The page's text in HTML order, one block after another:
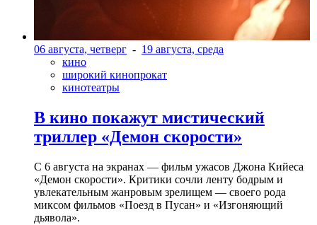
06 августа, четверг - 19 августа, среда
кино
широкий кинопрокат
кинотеатры
В кино покажут мистический
триллер «Демон скорости»
С 6 августа на экранах — фильм ужасов Джона Кийеса
«Демон скорости». Критики сочли ленту бодрым и
увлекательным жанровым зрелищeм — своего рода
миксом фильмов «Поезд в Пусан» и «Изгоняющий
дьявола».